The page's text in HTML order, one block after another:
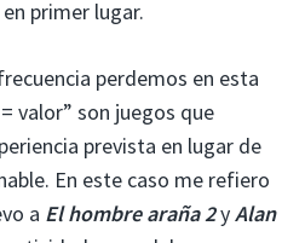
primer lugar.
perdemos en esta
valor” son juegos que
prevista en lugar de
En este caso me refiero
a El hombre araña 2yAlan